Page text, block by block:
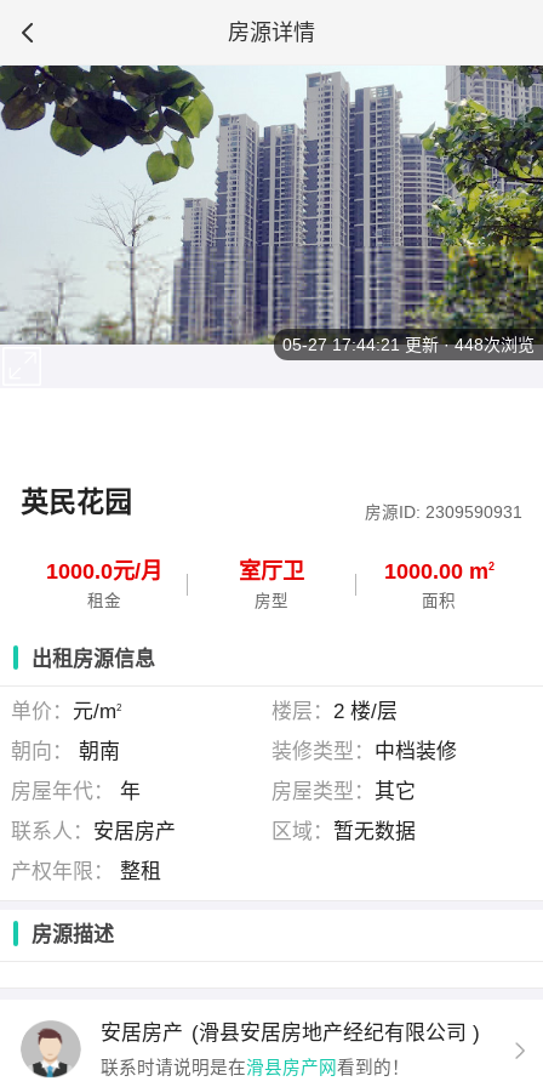
房源详情
英民花园 房源ID: 2309590931
1000.0元/月
租金
室厅卫
房型
1000.00 m2
面积
05-27 17:44:21更新 · 448次浏览
出租房源信息
单价： 元/m2 楼层： 2 楼/层
朝向：
朝南 装修类型： 中档装修
房屋年代：
年 房屋类型： 其它
联系人： 安居房产 区域： 暂无数据
产权年限：
整租
房源描述
安居房产 (滑县安居房地产经纪有限公司 )
联系时请说明是在滑县房产网看到的！